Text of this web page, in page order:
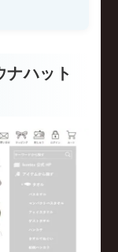
ハット